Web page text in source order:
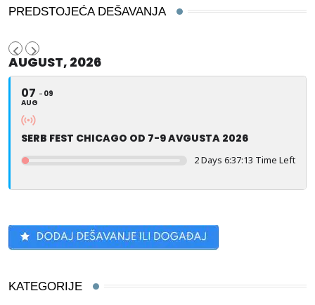
PREDSTOJEĆA DEŠAVANJA
AUGUST, 2026
07
AUG
09
SERB FEST CHICAGO OD 7-9 AVGUSTA 2026
2 Days 6:37:13 Time Left
KATEGORIJE